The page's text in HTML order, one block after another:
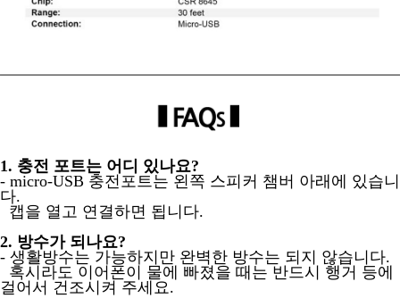
1. 충전 포트는 어디 있나요?
- micro-USB 충전포트는 왼쪽 스피커 챔버 아래에 있습니
다.
캡을 열고 연결하면 됩니다.
2. 방수가 되나요?
- 생활방수는 가능하지만 완벽한 방수는 되지 않습니다.
혹시라도 이어폰이 물에 빠졌을 때는 반드시 행거 등에
걸어서 건조시켜 주세요.